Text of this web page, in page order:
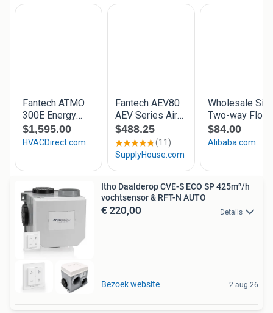
Itho Daalderop CVE-S ECO SP 425m³/h
vochtsensor & RFT-N AUTO
€ 220,00 Details
Bezoek website 2 aug 26